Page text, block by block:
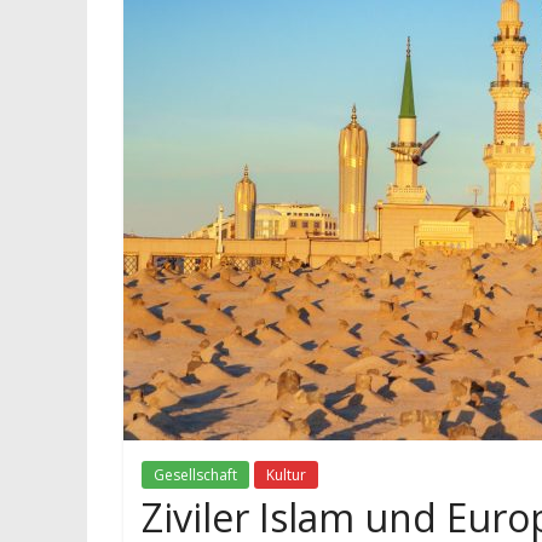
Gesellschaft Kultur
Ziviler Islam und